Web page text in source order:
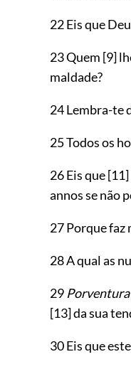
22 Eis que
23 Quem [9]
maldade?
24 Lembra-te
25 Todos os
26 Eis que[11]
annos se não
27 Porque faz
28 A qual as
29 Porventura
[13]da sua
30 Eis que